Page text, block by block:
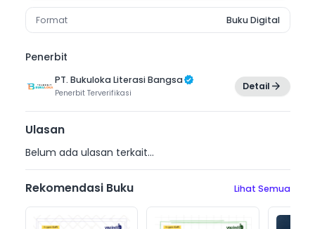
Format Buku Digital
Penerbit
PT. Bukuloka Literasi Bangsa
Penerbit Terverifikasi
Detail
Ulasan
Belum ada ulasan terkait...
Rekomendasi Buku Lihat Semua